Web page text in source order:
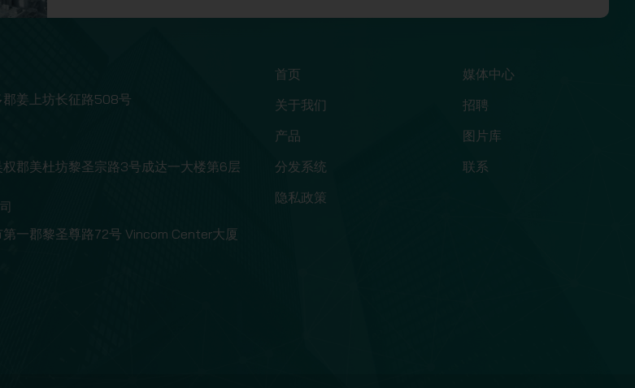
郡姜上坊长征路508号
郡美杜坊黎圣宗路3号成达一大楼第6层
第一郡黎圣尊路72号 Vincom Center大厦
首页
关于我们
产品
分发系统
隐私政策
媒体中心
招聘
图片库
联系